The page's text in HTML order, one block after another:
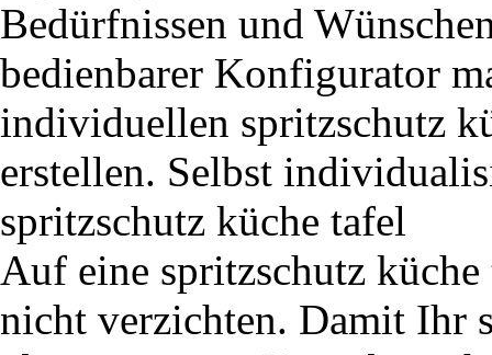
Bedürfnissen und
bedienbarer Konfigurator
individuellen spritzschutz
erstellen. Selbst
spritzschutz küche tafel
Auf eine spritzschutz
nicht verzichten. Damit Ihr